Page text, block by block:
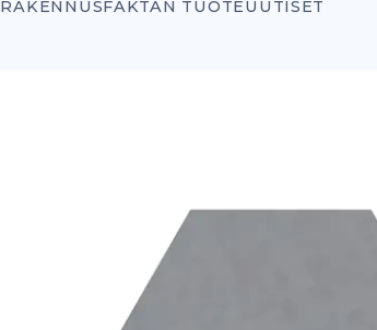
RAKENNUSFAKTAN TUOTEUUTISET